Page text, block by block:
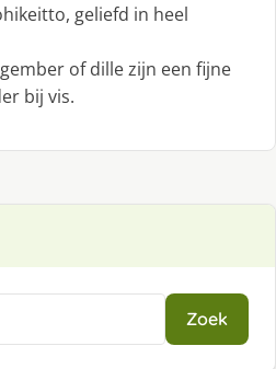
geliefd in heel
of dille zijn een fijne
bij vis.
Zoek